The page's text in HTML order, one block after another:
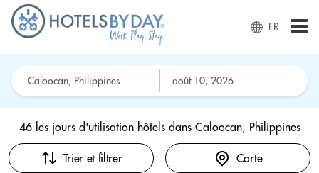
FR
46 les jours d'utilisation hôtels dans Caloocan, Philippines
Trier et filtrer Carte